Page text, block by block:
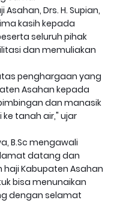
Drs. H. Supian,
kasih kepada
seluruh pihak
dan memuliakan
penghargaan yang
Asahan kepada
dan manasik
tanah air," ujar
B.Sc mengawali
datang dan
Kabupaten Asahan
bisa menunaikan
dengan selamat